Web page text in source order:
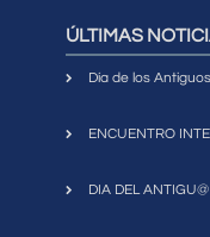
ÚLTIMAS
Día de los
ENCUENTRO
DIA DEL